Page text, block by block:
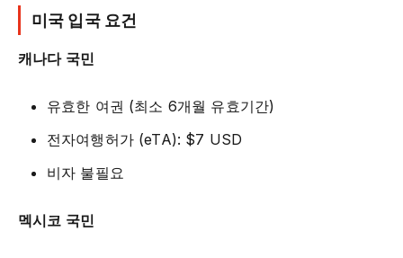
미국 입국 요건
캐나다 국민
유효한 여권 (최소 6개월 유효기간)
전자여행허가 (eTA): $7 USD
비자 불필요
멕시코 국민